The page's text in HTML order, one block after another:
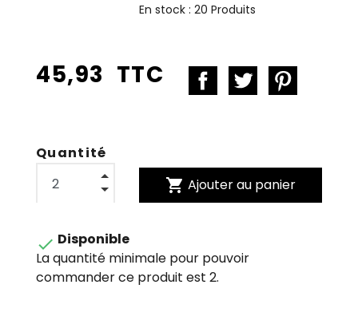
En stock :20 Produits
45,93 TTC
Quantité
shopping_cart Ajouter au panier
 Disponible
La quantité minimale pour pouvoir
commander ce produit est 2.